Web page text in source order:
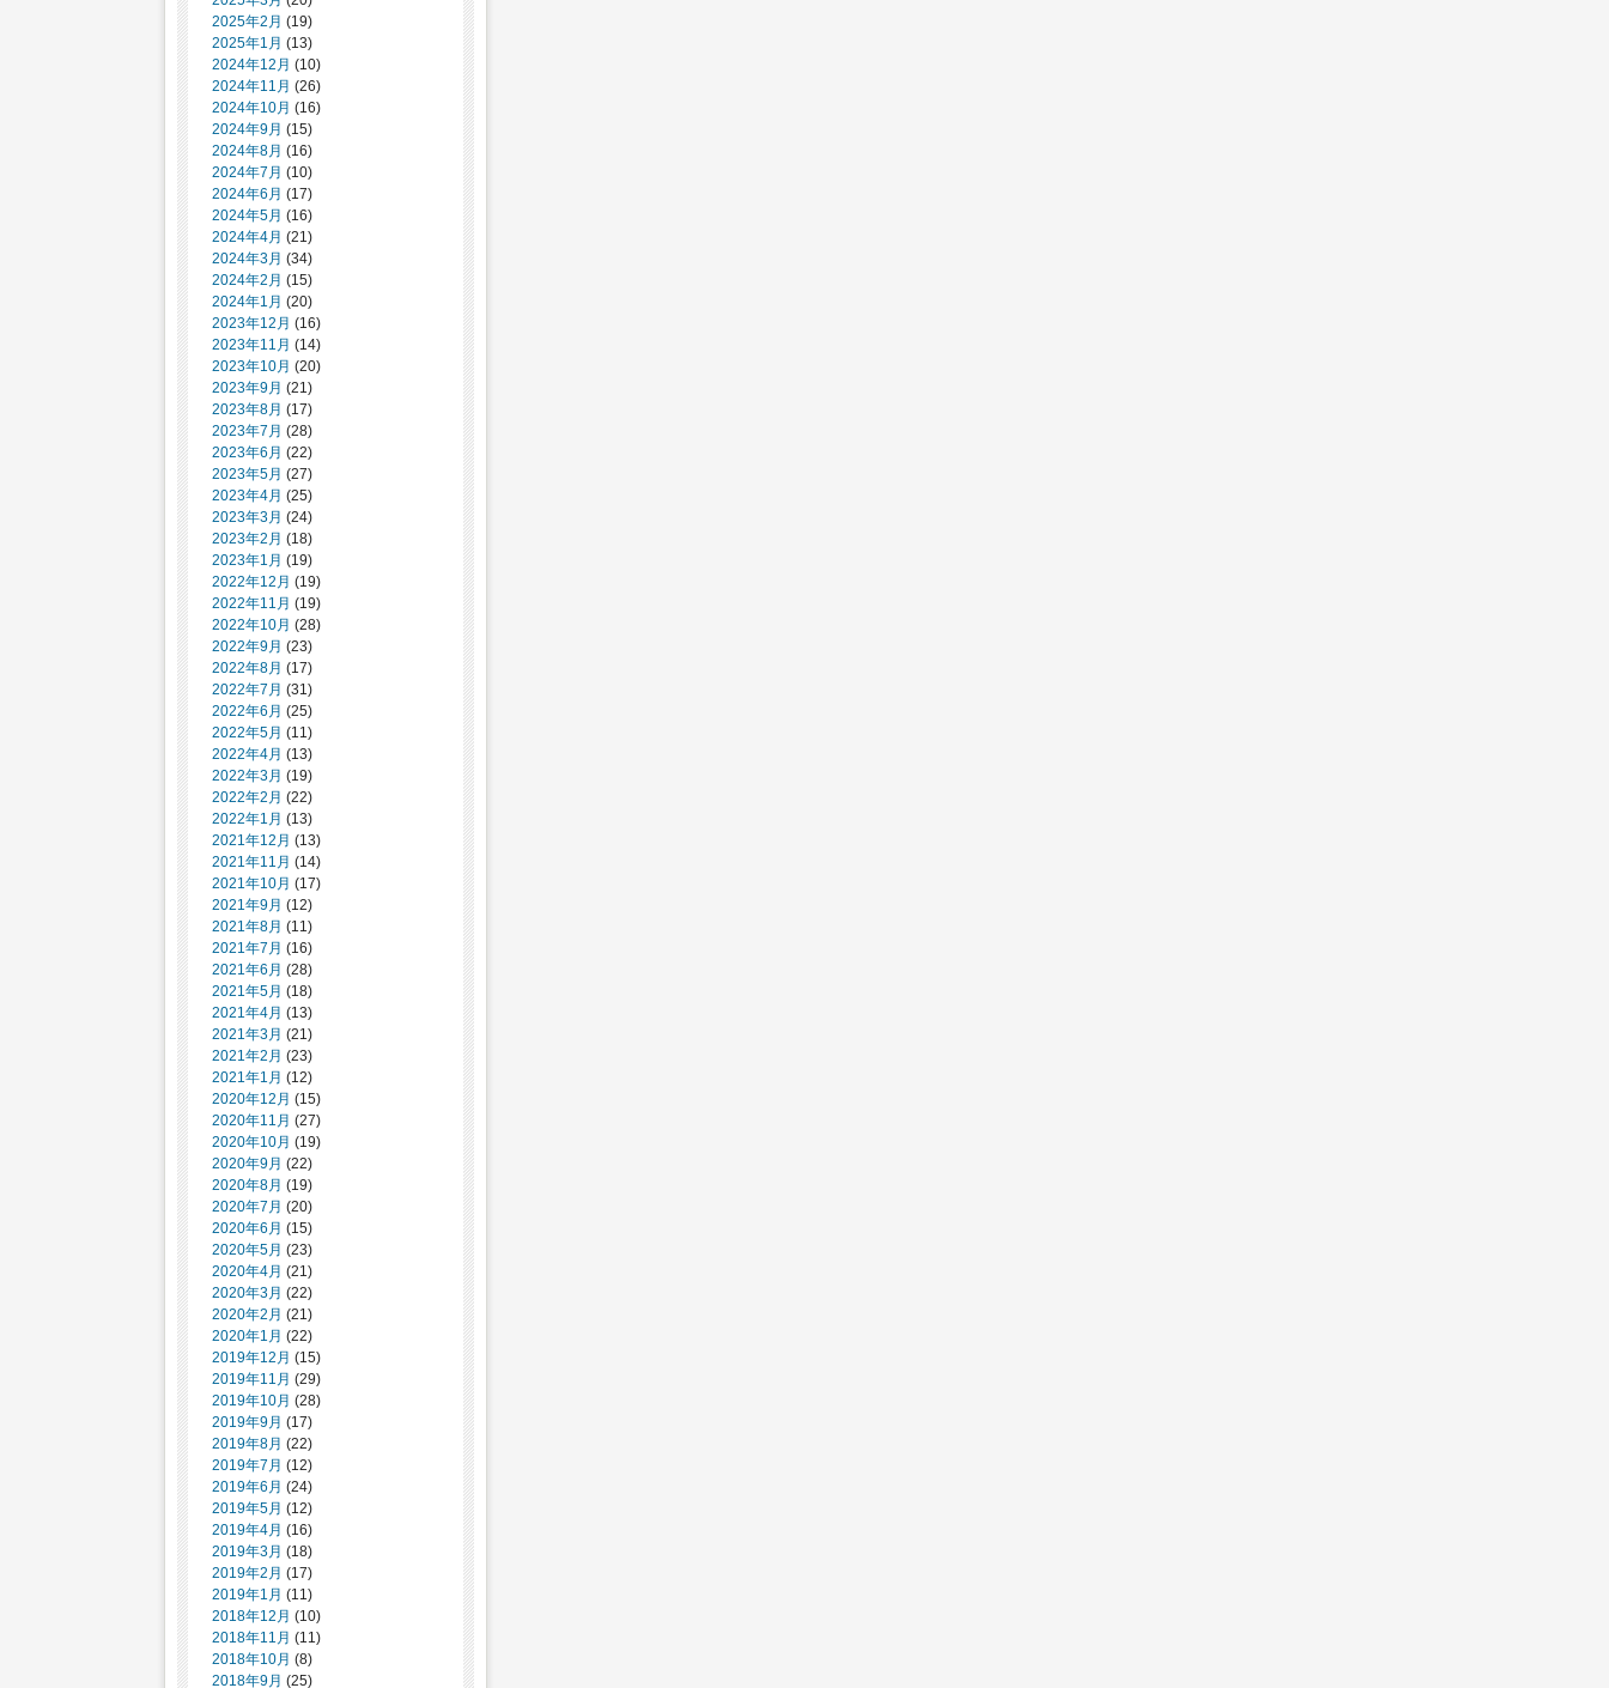
2025年2月 (19)
2025年1月 (13)
2024年12月 (10)
2024年11月 (26)
2024年10月 (16)
2024年9月 (15)
2024年8月 (16)
2024年7月 (10)
2024年6月 (17)
2024年5月 (16)
2024年4月 (21)
2024年3月 (34)
2024年2月 (15)
2024年1月 (20)
2023年12月 (16)
2023年11月 (14)
2023年10月 (20)
2023年9月 (21)
2023年8月 (17)
2023年7月 (28)
2023年6月 (22)
2023年5月 (27)
2023年4月 (25)
2023年3月 (24)
2023年2月 (18)
2023年1月 (19)
2022年12月 (19)
2022年11月 (19)
2022年10月 (28)
2022年9月 (23)
2022年8月 (17)
2022年7月 (31)
2022年6月 (25)
2022年5月 (11)
2022年4月 (13)
2022年3月 (19)
2022年2月 (22)
2022年1月 (13)
2021年12月 (13)
2021年11月 (14)
2021年10月 (17)
2021年9月 (12)
2021年8月 (11)
2021年7月 (16)
2021年6月 (28)
2021年5月 (18)
2021年4月 (13)
2021年3月 (21)
2021年2月 (23)
2021年1月 (12)
2020年12月 (15)
2020年11月 (27)
2020年10月 (19)
2020年9月 (22)
2020年8月 (19)
2020年7月 (20)
2020年6月 (15)
2020年5月 (23)
2020年4月 (21)
2020年3月 (22)
2020年2月 (21)
2020年1月 (22)
2019年12月 (15)
2019年11月 (29)
2019年10月 (28)
2019年9月 (17)
2019年8月 (22)
2019年7月 (12)
2019年6月 (24)
2019年5月 (12)
2019年4月 (16)
2019年3月 (18)
2019年2月 (17)
2019年1月 (11)
2018年12月 (10)
2018年11月 (11)
2018年10月 (8)
2018年9月 (25)